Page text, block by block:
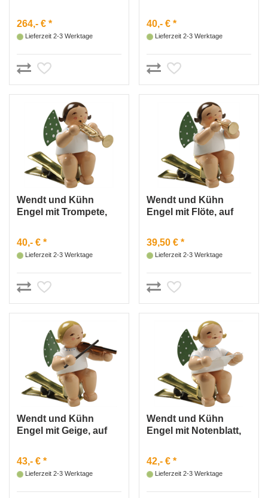
264,- € *
Lieferzeit 2-3 Werktage
40,- € *
Lieferzeit 2-3 Werktage
Wendt und Kühn
Engel mit Trompete,
40,- € *
Lieferzeit 2-3 Werktage
Wendt und Kühn
Engel mit Flöte, auf
39,50 € *
Lieferzeit 2-3 Werktage
Wendt und Kühn
Engel mit Geige, auf
43,- € *
Lieferzeit 2-3 Werktage
Wendt und Kühn
Engel mit Notenblatt,
42,- € *
Lieferzeit 2-3 Werktage